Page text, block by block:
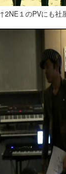
↑2NE１のPVにも社